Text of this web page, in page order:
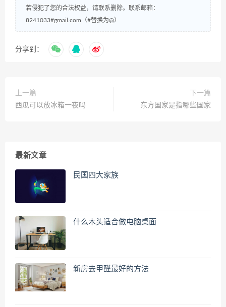
若侵犯了您的合法权益，请联系删除。联系邮箱：
8241033#gmail.com（#替换为@）
分享到：
上一篇
西瓜可以放冰箱一夜吗
下一篇
东方国家是指哪些国家
最新文章
民国四大家族
什么木头适合做电脑桌面
新房去甲醛最好的方法